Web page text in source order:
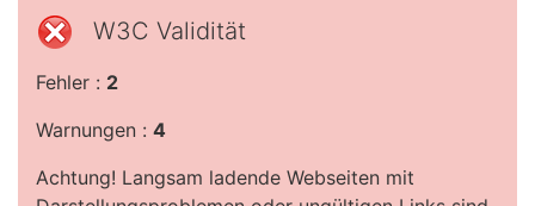
W3C Validität
Fehler : 2
Warnungen : 4
Achtung! Langsam ladende Webseiten mit